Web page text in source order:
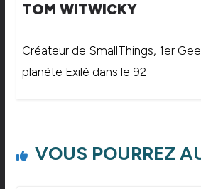
TOM WITWICKY
Créateur de SmallThings, 1er
planète Exilé dans le 92
VOUS POURREZ